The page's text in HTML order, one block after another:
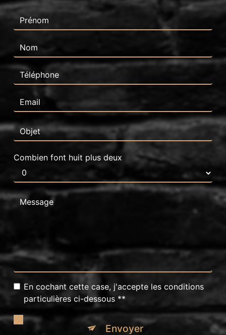
Combien font huit plus deux
En cochant cette case, j'accepte les conditions
particulières ci-dessous **
Envoyer